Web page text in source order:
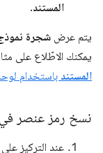
المستند.
يتم عرض شجرة
يمكنك الاطّلاع على
المستند باستخدام
نسخ رمز عنصر
عند التركيز